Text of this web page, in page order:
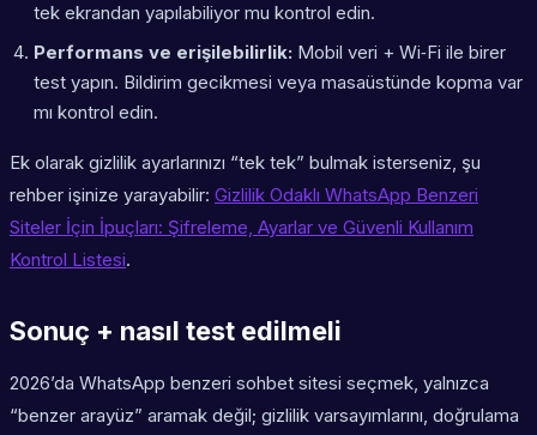
tek ekrandan yapılabiliyor mu kontrol edin.
Performans ve erişilebilirlik: Mobil veri + Wi‑Fi ile birer
test yapın. Bildirim gecikmesi veya masaüstünde kopma var
mı kontrol edin.
Ek olarak gizlilik ayarlarınızı “tek tek” bulmak isterseniz, şu
rehber işinize yarayabilir: Gizlilik Odaklı WhatsApp Benzeri
Siteler İçin İpuçları: Şifreleme, Ayarlar ve Güvenli Kullanım
Kontrol Listesi.
Sonuç + nasıl test edilmeli
2026’da WhatsApp benzeri sohbet sitesi seçmek, yalnızca
“benzer arayüz” aramak değil; gizlilik varsayımlarını, doğrulama